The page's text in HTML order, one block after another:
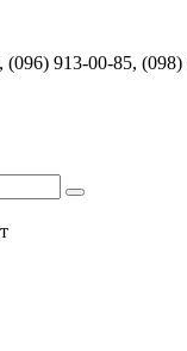
(096) 913-00-85, (098)